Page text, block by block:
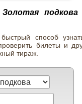
подкова
способ
билеты и
тираж.